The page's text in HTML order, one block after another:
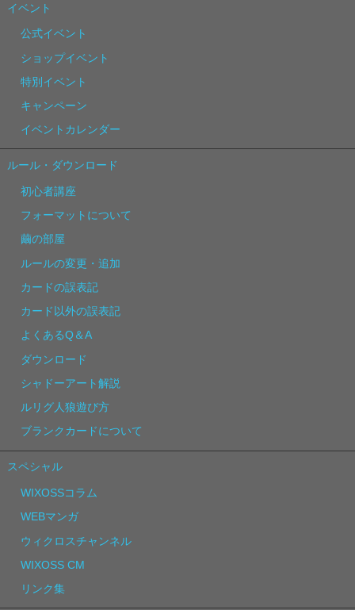
イベント
公式イベント
ショップイベント
特別イベント
キャンペーン
イベントカレンダー
ルール・ダウンロード
初心者講座
フォーマットについて
繭の部屋
ルールの変更・追加
カードの誤表記
カード以外の誤表記
よくあるQ＆A
ダウンロード
シャドーアート解説
ルリグ人狼遊び方
ブランクカードについて
スペシャル
WIXOSSコラム
WEBマンガ
ウィクロスチャンネル
WIXOSS CM
リンク集